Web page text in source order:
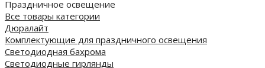
Праздничное освещение
Все товары категории
Дюралайт
Комплектующие для праздничного освещения
Светодиодная бахрома
Светодиодные гирлянды